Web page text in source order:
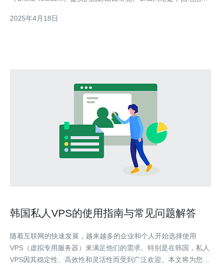
质网络服务。 韩国云服务器CN2具有以下优势：
2025年4月18日
韩国私人VPS的使用指南与常见问题解答
随着互联网的快速发展，越来越多的企业和个人开始选择使用
VPS（虚拟专用服务器）来满足他们的需求。特别是在韩国，私人
VPS因其稳定性、高效性和灵活性而受到广泛欢迎。本文将为您提